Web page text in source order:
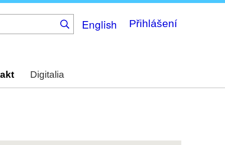
English Přihlášení
Digitalia